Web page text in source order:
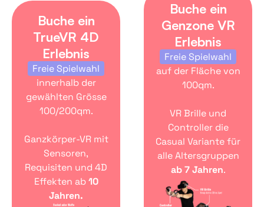
Buche ein
TrueVR 4D
Erlebnis
Freie Spielwahl
innerhalb der
gewählten Grösse
100/200qm.
Ganzkörper-VR mit
Sensoren,
Requisiten und 4D
Effekten ab10
Jahren.
Buche ein
Genzone VR
Erlebnis
Freie Spielwahl
auf der Fläche von
100qm.
VR Brille und
Controller die
Casual Variante für
alle Altersgruppen
ab 7 Jahren.